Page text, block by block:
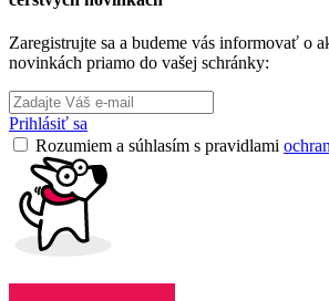
Zaregistrujte sa a budeme vás informovať o
novinkách priamo do vašej schránky:
Prihlásiť sa
Rozumiem a súhlasím s pravidlami